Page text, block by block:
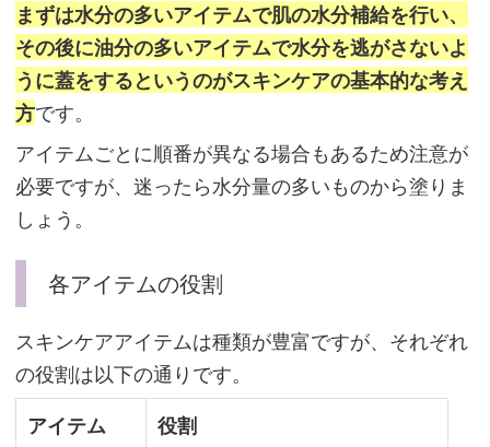
「水
分
量
が
多
い
も
か
が
基
本
まずは水分の多いアイテムで肌の水分補給を行い、
その後に油分の多いアイテムで水分を逃がさないよ
うに蓋をするというのがスキンケアの基本的な考え
方です。
アイテムごとに順番が異なる場合もあるため注意が
必要ですが、迷ったら水分量の多いものから塗りま
しょう。
各アイテムの役割
スキンケアアイテムは種類が豊富ですが、それぞれ
の役割は以下の通りです。
アイテム
役割